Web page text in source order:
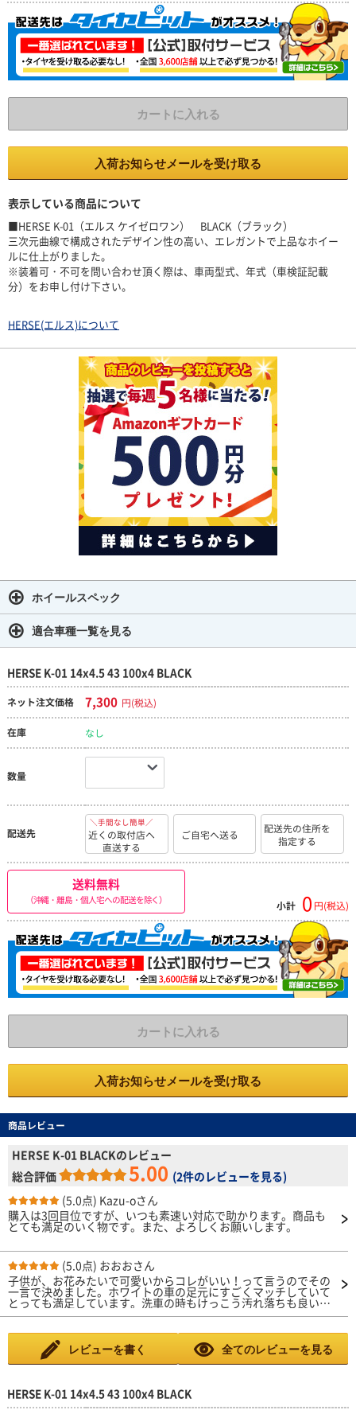
カートに入れる
入荷お知らせメールを受け取る
表示している商品について
■HERSE K-01（エルス ケイゼロワン） BLACK（ブラック）
三次元曲線で構成されたデザイン性の高い、エレガントで上品なホイー
ルに仕上がりました。
※装着可・不可を問い合わせ頂く際は、車両型式、年式（車検証記載
分）をお申し付け下さい。
HERSE(エルス)について
ホイールスペック
適合車種一覧を見る
HERSE K-01 14x4.5 43 100x4 BLACK
ネット注文価格 7,300 円(税込)
在庫 なし
数量
配送先
＼手間なし簡単／
近くの取付店へ
直送する
ご自宅へ送る
配送先の住所を
指定する
送料無料
（沖縄・離島・個人宅への配送を除く） 小計 0 円(税込)
カートに入れる
入荷お知らせメールを受け取る
商品レビュー
HERSE K-01 BLACKのレビュー
総合評価
5.00 (2件のレビューを見る)
(5.0点) Kazu-oさん
購入は3回目位ですが、いつも素速い対応で助かります。商品も
とても満足のいく物です。また、よろしくお願いします。
(5.0点) おおおさん
子供が、お花みたいで可愛いからコレがいい！って言うのでその
一言で決めました。ホワイトの車の足元にすごくマッチしていて
とっても満足しています。洗車の時もけっこう汚れ落ちも良い感
じがするし大満足です。
レビューを書く 全てのレビューを見る
HERSE K-01 14x4.5 43 100x4 BLACK